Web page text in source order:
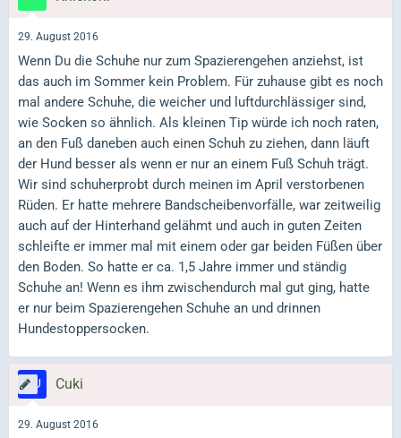
29. August 2016
Wenn Du die Schuhe nur zum Spazierengehen anziehst, ist
das auch im Sommer kein Problem. Für zuhause gibt es noch
mal andere Schuhe, die weicher und luftdurchlässiger sind,
wie Socken so ähnlich. Als kleinen Tip würde ich noch raten,
an den Fuß daneben auch einen Schuh zu ziehen, dann läuft
der Hund besser als wenn er nur an einem Fuß Schuh trägt.
Wir sind schuherprobt durch meinen im April verstorbenen
Rüden. Er hatte mehrere Bandscheibenvorfälle, war zeitweilig
auch auf der Hinterhand gelähmt und auch in guten Zeiten
schleifte er immer mal mit einem oder gar beiden Füßen über
den Boden. So hatte er ca. 1,5 Jahre immer und ständig
Schuhe an! Wenn es ihm zwischendurch mal gut ging, hatte
er nur beim Spazierengehen Schuhe an und drinnen
Hundestoppersocken.
Cuki
29. August 2016